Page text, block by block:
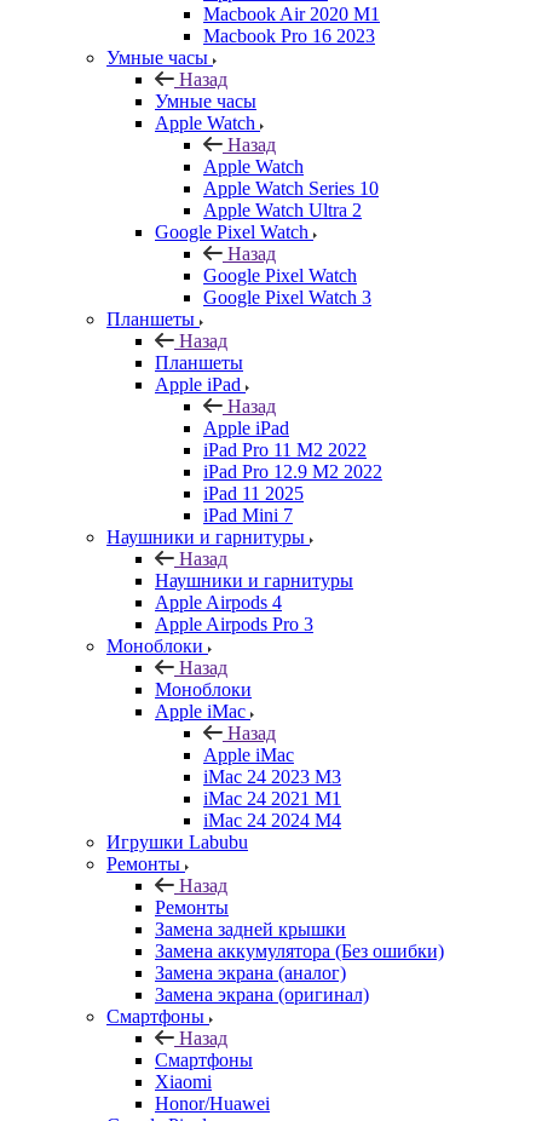
Macbook Air 2020 M1
Macbook Pro 16 2023
Умные часы
Назад
Умные часы
Apple Watch
Назад
Apple Watch
Apple Watch Series 10
Apple Watch Ultra 2
Google Pixel Watch
Назад
Google Pixel Watch
Google Pixel Watch 3
Планшеты
Назад
Планшеты
Apple iPad
Назад
Apple iPad
iPad Pro 11 M2 2022
iPad Pro 12.9 M2 2022
iPad 11 2025
iPad Mini 7
Наушники и гарнитуры
Назад
Наушники и гарнитуры
Apple Airpods 4
Apple Airpods Pro 3
Моноблоки
Назад
Моноблоки
Apple iMac
Назад
Apple iMac
iMac 24 2023 M3
iMac 24 2021 M1
iMac 24 2024 M4
Игрушки Labubu
Ремонты
Назад
Ремонты
Замена задней крышки
Замена аккумулятора (Без ошибки)
Замена экрана (аналог)
Замена экрана (оригинал)
Смартфоны
Назад
Смартфоны
Xiaomi
Honor/Huawei